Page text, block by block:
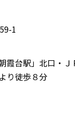
1
霞台駅」北口・
り徒歩８分